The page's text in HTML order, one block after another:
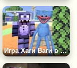
Игра Хаги Ваги в Майнкрафт